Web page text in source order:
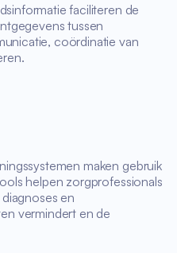
faciliteren de
tussen
coördinatie van
maken gebruik
helpen zorgprofessionals
en
vermindert en de